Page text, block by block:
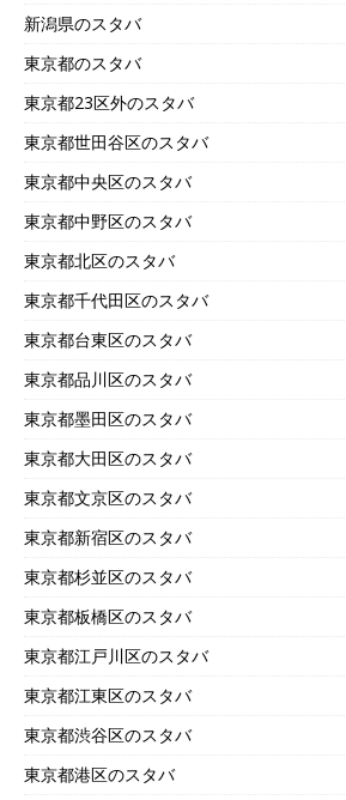
新潟県のスタバ
東京都のスタバ
東京都23区外のスタバ
東京都世田谷区のスタバ
東京都中央区のスタバ
東京都中野区のスタバ
東京都北区のスタバ
東京都千代田区のスタバ
東京都台東区のスタバ
東京都品川区のスタバ
東京都墨田区のスタバ
東京都大田区のスタバ
東京都文京区のスタバ
東京都新宿区のスタバ
東京都杉並区のスタバ
東京都板橋区のスタバ
東京都江戸川区のスタバ
東京都江東区のスタバ
東京都渋谷区のスタバ
東京都港区のスタバ